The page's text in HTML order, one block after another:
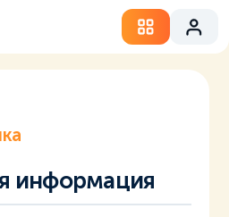
информация